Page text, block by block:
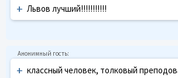
+ Львов лучший!!!!!!!!!!!
+ классный человек, толковый